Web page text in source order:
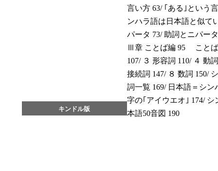
キンドル版
言い方 63/ ｢ある｣という
ンハラ語は日本語と似て
パータ 73/ 助詞とニパー
Ⅲ章 ことば編 95 ことば
107/ ３ 形容詞 110/ ４ 動
接続詞 147/ ８ 数詞 150/
詞一覧 169/ 日本語＝シ
字の｢アイウエオ｣ 174/
本語50音図 190